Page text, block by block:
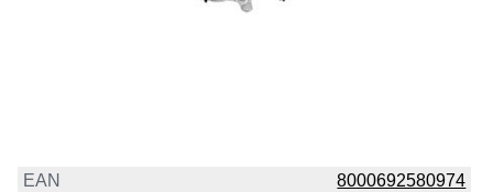
EAN
8000692580974